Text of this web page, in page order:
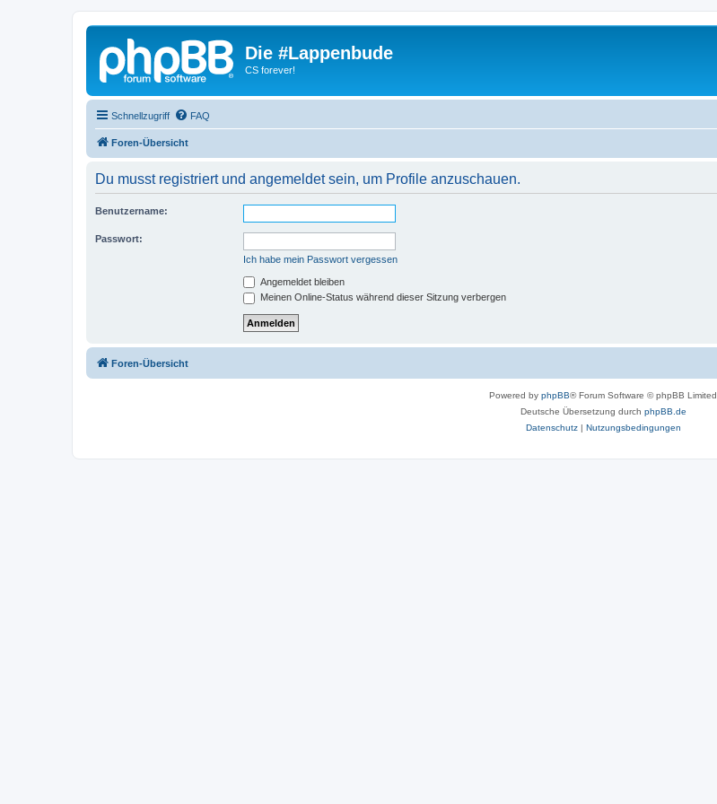
Die #Lappenbude
CS forever!
Schnellzugriff FAQ
Foren-Übersicht
Du musst registriert und angemeldet sein, um Profile anzuschauen.
Benutzername:
Passwort:
Ich habe mein Passwort vergessen
Angemeldet bleiben
Meinen Online-Status während dieser Sitzung verbergen
Foren-Übersicht
Powered by phpBB® Forum Software © phpBB Limited
Deutsche Übersetzung durch phpBB.de
Datenschutz| Nutzungsbedingungen